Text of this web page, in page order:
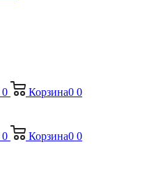
0 Корзина0 0
0 Корзина0 0